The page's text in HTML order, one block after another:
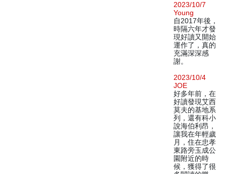
2023/10/7
Young
自2017年後，
時隔六年才發
現好讀又開始
運作了，真的
充滿深深感
謝。
2023/10/4
JOE
好多年前，在
好讀發現艾西
莫夫的基地系
列，還有科小
說海伯利昂，
讓我在年輕歲
月，住在忠孝
東路旁玉成公
園附近的時
候，獲得了很